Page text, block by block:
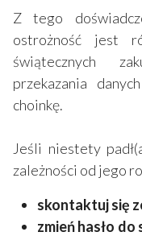
Z tego
ostrożność jest
świątecznych
przekazania
choinkę.
Jeśli niestety
zależności od jego
skontaktuj się
zmień hasło